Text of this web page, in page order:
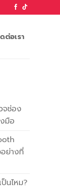
ต่อเรา
ช่อง
มือ
ย่างที่
นไหม?